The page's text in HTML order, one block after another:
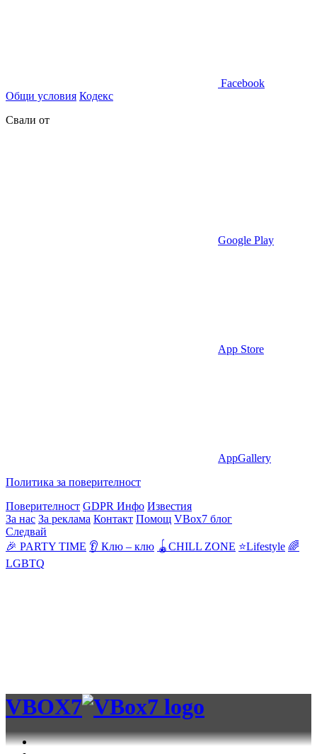
Facebook
Общи условия Кодекс
Свали от
Google Play
App Store
AppGallery
Политика за поверителност
Поверителност GDPR Инфо Известия
За нас За реклама Контакт Помощ VBox7 блог
Следвай
🎉 PARTY TIME 👂 Клю – клю 🪀CHILL ZONE ⭐Lifestyle 🌈
LGBTQ
VBOX7